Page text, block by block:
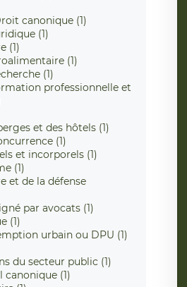
canonique (1)
(1)
(1)
(1)
(1)
professionnelle et
et des hôtels (1)
(1)
et incorporels (1)
(1)
et de la défense
par avocats (1)
(1)
urbain ou DPU (1)
du secteur public (1)
(1)